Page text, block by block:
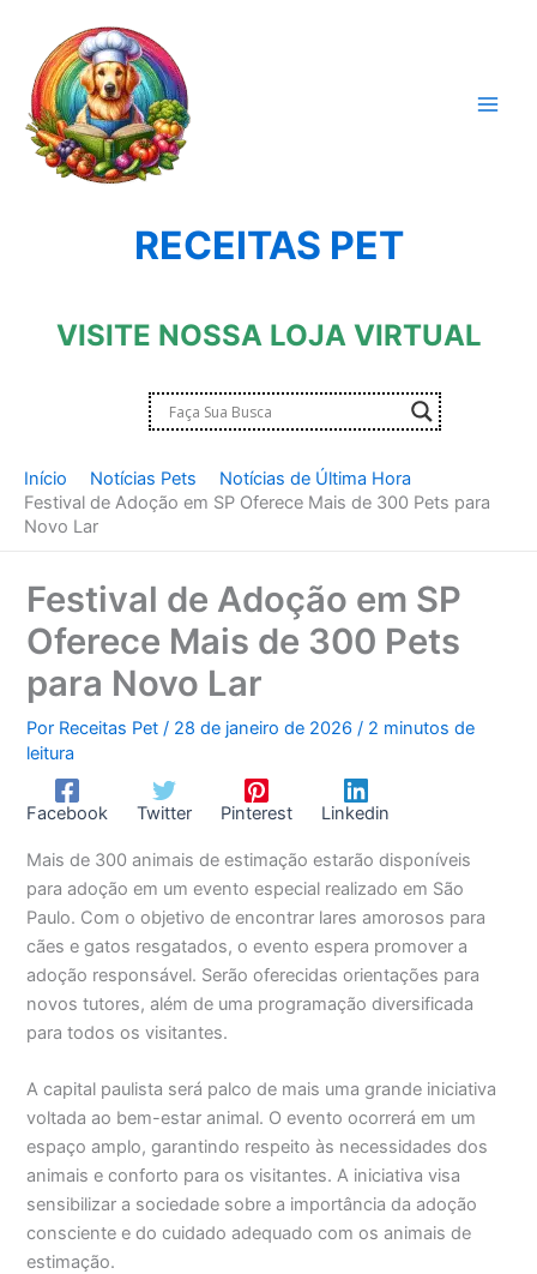
conteúdo
RECEITAS PET
VISITE NOSSA LOJA VIRTUAL
Início Notícias Pets
Notícias de Última Hora
Festival de Adoção em SP Oferece Mais de 300 Pets para
Novo Lar
Festival de Adoção em SP
Oferece Mais de 300 Pets
para Novo Lar
Por Receitas Pet/ 28 de janeiro de 2026/ 2 minutos de
leitura
Facebook Twitter Pinterest Linkedin
Mais de 300 animais de estimação estarão disponíveis
para adoção em um evento especial realizado em São
Paulo. Com o objetivo de encontrar lares amorosos para
cães e gatos resgatados, o evento espera promover a
adoção responsável. Serão oferecidas orientações para
novos tutores, além de uma programação diversificada
para todos os visitantes.
A capital paulista será palco de mais uma grande iniciativa
voltada ao bem-estar animal. O evento ocorrerá em um
espaço amplo, garantindo respeito às necessidades dos
animais e conforto para os visitantes. A iniciativa visa
sensibilizar a sociedade sobre a importância da adoção
consciente e do cuidado adequado com os animais de
estimação.